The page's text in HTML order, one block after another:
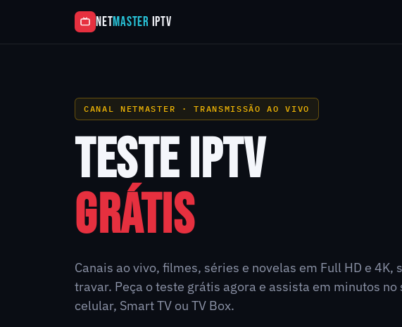
NETMASTER IPTV
CANAL NETMASTER · TRANSMISSÃO AO VIVO
TESTE IPTV
GRÁTIS
Canais ao vivo, filmes, séries e novelas em Full HD e 4K,
travar. Peça o teste grátis agora e assista em minutos no
celular, Smart TV ou TV Box.